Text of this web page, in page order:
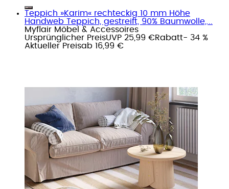
Teppich »Karim« rechteckig 10 mm Höhe
Handweb Teppich, gestreift, 90% Baumwolle,...
Myflair Möbel & Accessoires
Ursprünglicher PreisUVP 25,99 €Rabatt- 34 %
Aktueller Preisab 16,99 €